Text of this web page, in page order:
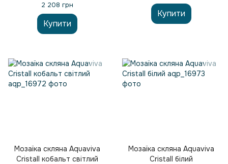
2 208 грн
Купити
Купити
Мозаїка скляна Aquaviva
Сristall кобальт світлий
Мозаїка скляна Aquaviva
Сristall білий